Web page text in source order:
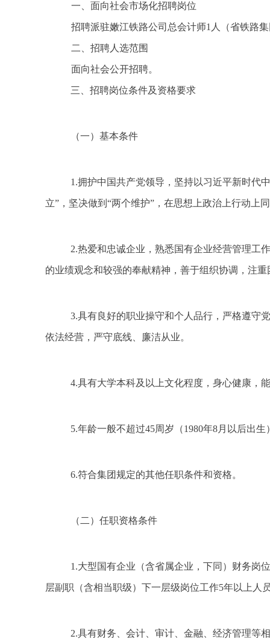
一 面向社会市场化招聘岗位
招聘派驻嫩江铁路公司总会计师1人（省铁路
二 、招聘 人选范围
面向社会公开招聘。
三 、招聘岗位条件及资格要求
（一）基本条件
1.拥护中国共产党领导，坚持以习近平新时代
立”，坚决做到“两个维护”，在思想上政治上行动上
2.热爱和忠诚企业，熟悉国有企业经营管理工
的业绩观念和较强的奉献精神，善于组织协调，注
3.具有良好的职业操守和个人品行，严格遵守
依法经营，严守底线、廉洁从业。
4.具有大学本科及以上文化程度，身心健康，
5.年龄一般不超过45周岁（1980年8月以后出
6.符合集团规定的其他任职条件和资格。
（二）任职资格条件
1.大型国有企业（含省属企业，下同）财务岗
层副职（含相当职级）下一层级岗位工作5年以上人
2.具有财务、会计、审计、金融、经济管理等